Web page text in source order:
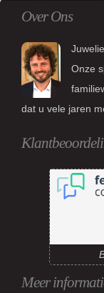
Over Ons
Onze
dat u vele jaren
Meer